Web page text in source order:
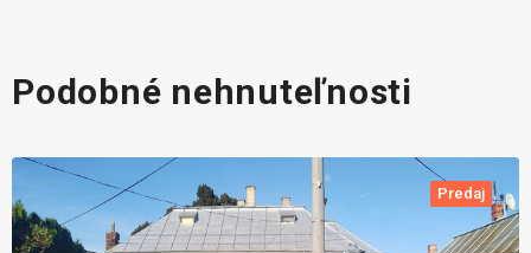
Podobné nehnuteľnosti
Predaj